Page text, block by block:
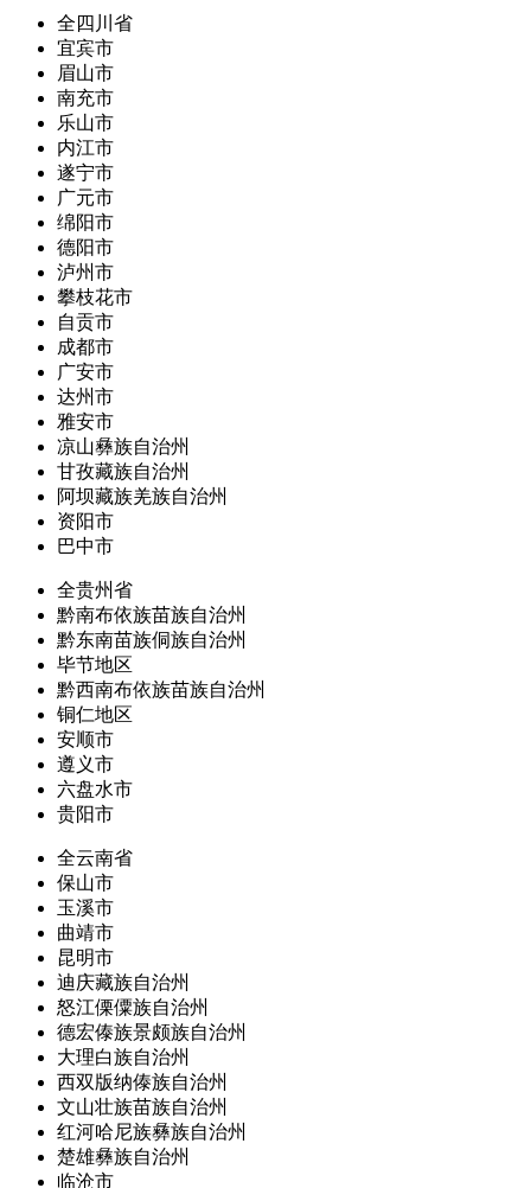
全四川省
宜宾市
眉山市
南充市
乐山市
内江市
遂宁市
广元市
绵阳市
德阳市
泸州市
攀枝花市
自贡市
成都市
广安市
达州市
雅安市
凉山彝族自治州
甘孜藏族自治州
阿坝藏族羌族自治州
资阳市
巴中市
全贵州省
黔南布依族苗族自治州
黔东南苗族侗族自治州
毕节地区
黔西南布依族苗族自治州
铜仁地区
安顺市
遵义市
六盘水市
贵阳市
全云南省
保山市
玉溪市
曲靖市
昆明市
迪庆藏族自治州
怒江傈僳族自治州
德宏傣族景颇族自治州
大理白族自治州
西双版纳傣族自治州
文山壮族苗族自治州
红河哈尼族彝族自治州
楚雄彝族自治州
临沧市